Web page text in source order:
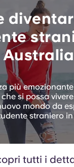
Australia
più
si possa
mondo da
straniero
tutti i